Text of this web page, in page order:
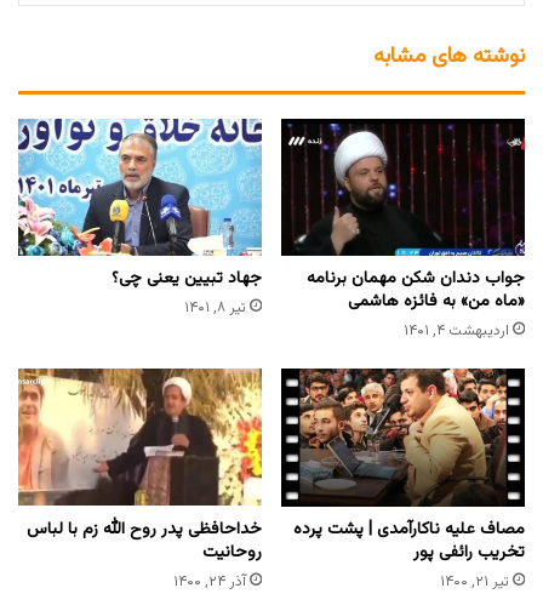
نوشته های مشابه
جواب دندان شکن مهمان برنامه
«ماه من» به فائزه هاشمی
اردیبهشت ۴, ۱۴۰۱
جهاد تبیین یعنی چی؟
تیر ۸, ۱۴۰۱
‏مصاف علیه ناکارآمدی | پشت پرده
تخریب رائفی پور
تیر ۲۱, ۱۴۰۰
خداحافظی پدر روح الله زم با لباس
روحانیت
آذر ۲۴, ۱۴۰۰